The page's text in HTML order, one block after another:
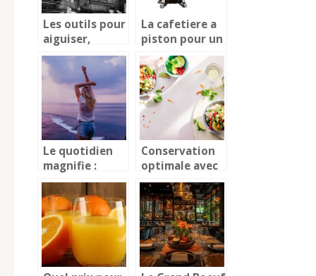
Les outils pour
aiguiser,
affuter son
couteau
La cafetiere a
piston pour un
cafe de
specialite,
quelques
details a savoir
Le quotidien
magnifie :
Explorez les
secrets d’un
blog lifestyle
epanouissant
Conservation
optimale avec
la mise sous
vide des
aliments :
quelle duree ?